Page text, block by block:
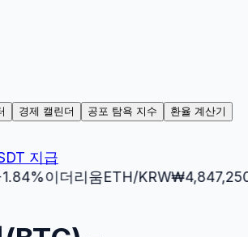
경제 캘린더 공포 탐욕 지수 환율 계산기
지급
이더리움ETH/KRW₩4,847,250($